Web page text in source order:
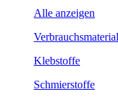
Alle anzeigen
Klebstoffe
Schmierstoffe